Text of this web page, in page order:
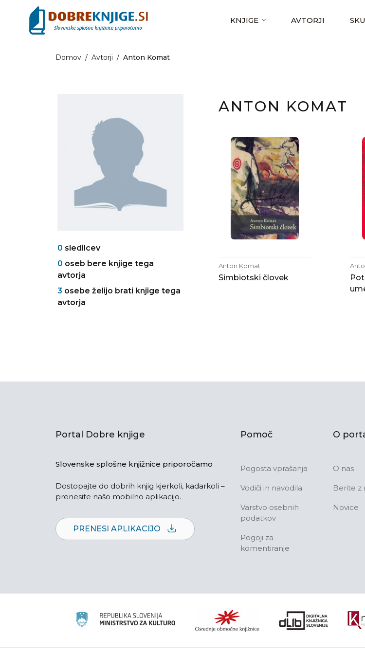
KNJIGE AVTORJI
Domov / Avtorji / Anton Komat
0 sledilcev
0 oseb bere knjige tega
avtorja
3 osebe želijo brati knjige tega
avtorja
ANTON KOMAT
Anton Komat
Simbiotski človek
Portal Dobre knjige
Slovenske splošne knjižnice priporočamo
Dostopajte do dobrih knjig kjerkoli, kadarkoli –
prenesite našo mobilno aplikacijo.
PRENESI APLIKACIJO
Pomoč
Pogosta vprašanja
Vodiči in navodila
Varstvo osebnih
podatkov
Pogoji za
komentiranje
O
O nas
Berite z
Novice